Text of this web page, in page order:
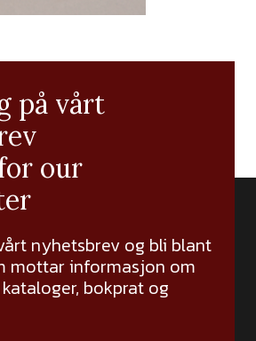
på vårt
our
nyhetsbrev og bli blant
mottar informasjon om
bokprat og